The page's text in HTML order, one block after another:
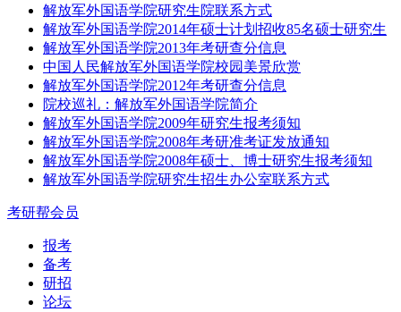
解放军外国语学院研究生院联系方式
解放军外国语学院2014年硕士计划招收85名硕士研究生
解放军外国语学院2013年考研查分信息
中国人民解放军外国语学院校园美景欣赏
解放军外国语学院2012年考研查分信息
院校巡礼：解放军外国语学院简介
解放军外国语学院2009年研究生报考须知
解放军外国语学院2008年考研准考证发放通知
解放军外国语学院2008年硕士、博士研究生报考须知
解放军外国语学院研究生招生办公室联系方式
考研帮会员
报考
备考
研招
论坛